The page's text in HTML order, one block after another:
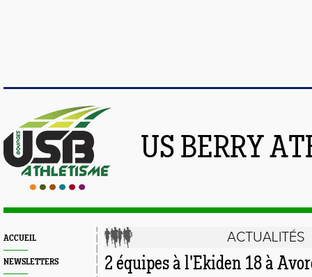
US BERRY
ACCUEIL
NEWSLETTERS
ACTUALITÉS
2 équipes à l'Ekiden 18 à